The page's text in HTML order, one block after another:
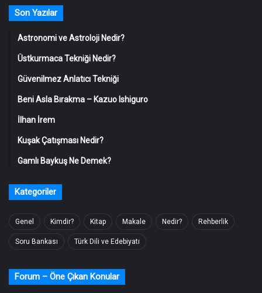
Son Yazılar
Astronomi ve Astroloji Nedir?
Üstkurmaca Tekniği Nedir?
Güvenilmez Anlatıcı Tekniği
Beni Asla Bırakma – Kazuo Ishiguro
İlhan İrem
Kuşak Çatışması Nedir?
Gamlı Baykuş Ne Demek?
Kategoriler
Genel Kimdir? Kitap Makale Nedir? Rehberlik
Soru Bankası Türk Dili ve Edebiyatı
Forum – Öne Çıkan Konular